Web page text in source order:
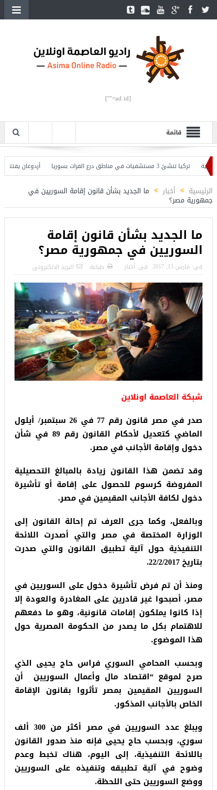
[ad id=""]
قائمة
تركيا تنشئ 3 مستشفيات في مناطق درع الفرات بسوريا
أردوغان يفتتح القسم
الرئيسية أخبار ما الجديد بشأن قانون إقامة السوريين في
جمهورية مصر؟
ما الجديد بشأن قانون إقامة
السوريين في جمهورية مصر؟
فى: مارس 13, 2017 فى: أخبار طباعة البريد الالكترونى
شبكة العاصمة اونلاين
صدر في مصر قانون رقم 77 في 26 سبتمبر/ أيلول
الماضي كتعديل لأحكام القانون رقم 89 في شأن
دخول وإقامة الأجانب في مصر.
وقد تضمن هذا القانون زيادة بالمبالغ التحصيلية
المفروضة كرسوم للحصول على إقامة أو تأشيرة
دخول لكافة الأجانب المقيمين في مصر.
وبالفعل، وكما جرى العرف تم إحالة القانون إلى
الوزارة المختصة في مصر والتي أصدرت اللائحة
التنفيذية حول آلية تطبيق القانون والتي صدرت
بتاريخ 22/2/2017.
ومنذ أن تم فرض تأشيرة دخول على السوريين في
مصر، أصبحوا غير قادرين على المغادرة والعودة إلا
إذا كانوا يملكون إقامات قانونية، وهو ما دفعهم
للاهتمام بكل ما يصدر من الحكومة المصرية حول
هذا الموضوع.
وبحسب المحامي السوري فراس حاج يحيى الذي
صرح لموقع “اقتصاد مال وأعمال السوريين أن
السوريين المقيمين بمصر تأثروا بقانون الإقامة
الخاص بالأجانب المذكور.
ويبلغ عدد السوريين في مصر أكثر من 300 ألف
سوري، وبحسب حاج يحيى فإنه منذ صدور القانون
باللائحة التنفيذية، إلى اليوم، هناك تخبط وعدم
وضوح في آلية تطبيقه وتنفيذه على السوريين
ووضع السوريين حتى اللحظة.